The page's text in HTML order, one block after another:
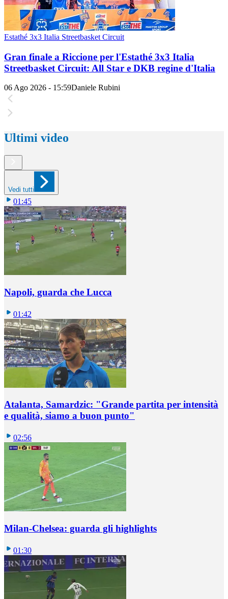
Estathé 3x3 Italia Streetbasket Circuit
Gran finale a Riccione per l'Estathé 3x3 Italia
Streetbasket Circuit: All Star e DKB regine d'Italia
06 Ago 2026 - 15:59Daniele Rubini
Ultimi video
Vedi tutti
01:45
Napoli, guarda che Lucca
01:42
Atalanta, Samardzic: "Grande partita per intensità
e qualità, siamo a buon punto"
02:56
Milan-Chelsea: guarda gli highlights
01:30